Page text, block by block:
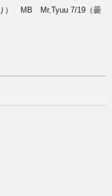
） MB Mr,Tyuu 7/19（曇